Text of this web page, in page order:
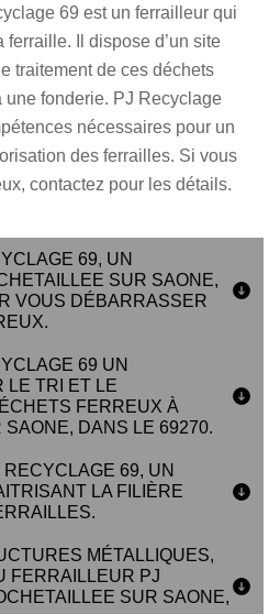
69 est un ferrailleur qui
ferraille. Il dispose d’un site
traitement de ces déchets
une fonderie. PJ Recyclage
nécessaires pour un
des ferrailles. Si vous
contactez pour les détails.
69, UN
SUR SAONE,
VOUS DÉBARRASSER
69 UN
LE TRI ET LE
FERREUX À
DANS LE 69270.
69, UN
LA FILIÈRE
MÉTALLIQUES,
FERRAILLEUR PJ
SUR SAONE,